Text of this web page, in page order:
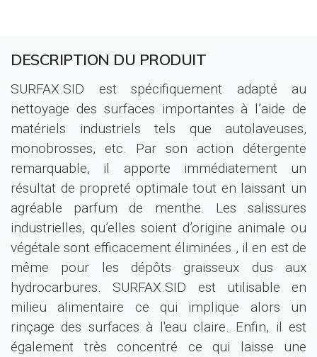
DESCRIPTION DU PRODUIT
SURFAX.SID est spécifiquement adapté au
nettoyage des surfaces importantes à l’aide de
matériels industriels tels que autolaveuses,
monobrosses, etc. Par son action détergente
remarquable, il apporte immédiatement un
résultat de propreté optimale tout en laissant un
agréable parfum de menthe. Les salissures
industrielles, qu’elles soient d’origine animale ou
végétale sont efficacement éliminées , il en est de
même pour les dépôts graisseux dus aux
hydrocarbures. SURFAX.SID est utilisable en
milieu alimentaire ce qui implique alors un
rinçage des surfaces à l'eau claire. Enfin, il est
également très concentré ce qui laisse une